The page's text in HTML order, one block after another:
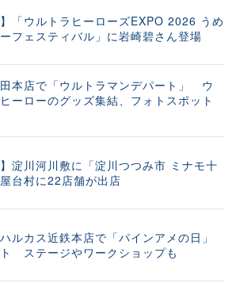
】「ウルトラヒーローズEXPO 2026 うめ
フェスティバル」に岩崎碧さん登場
本店で「ウルトラマンデパート」 ウ
ーローのグッズ集結、フォトスポット
】淀川河川敷に「淀川つつみ市 ミナモ十
台村に22店舗が出店
ルカス近鉄本店で「パインアメの日」
ステージやワークショップも